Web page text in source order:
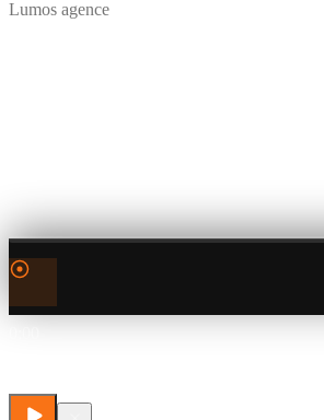
Lumos agence